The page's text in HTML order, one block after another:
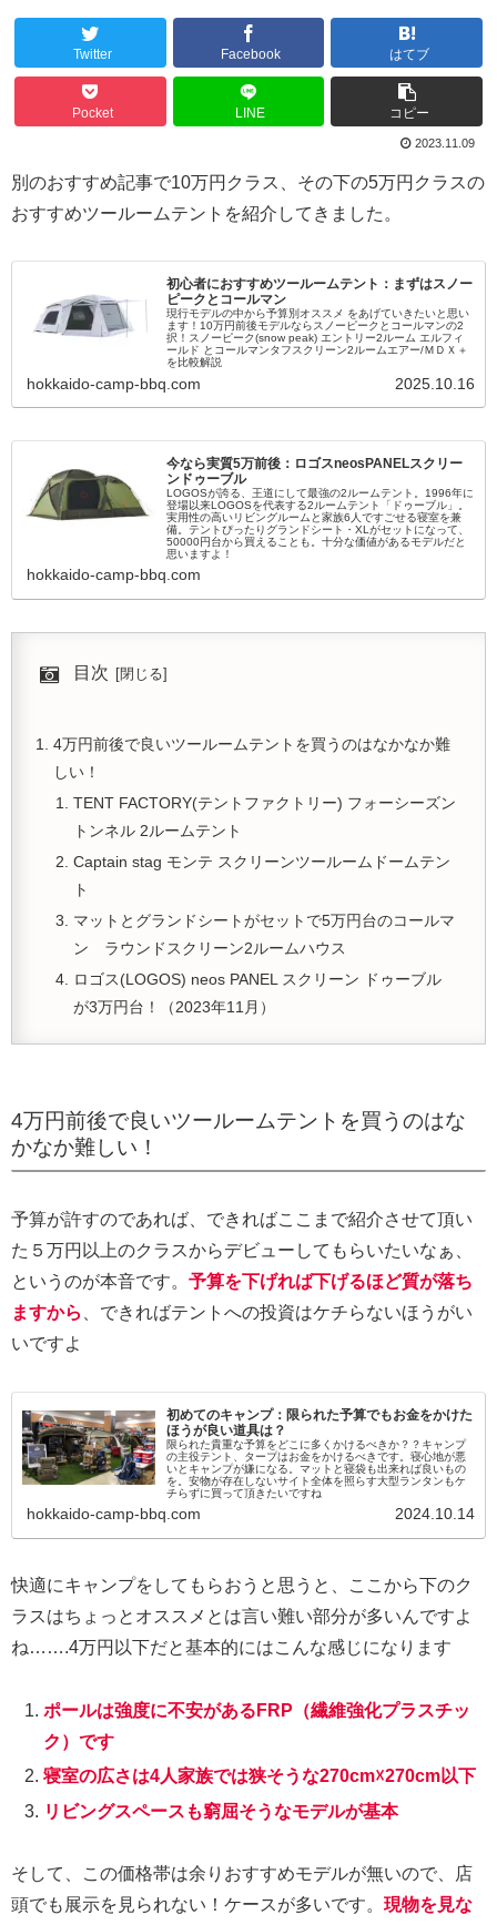
Twitter Facebook はてブ
Pocket LINE コピー
2023.11.09
別のおすすめ記事で10万円クラス、その下の5万円クラスの
おすすめツールームテントを紹介してきました。
初心者におすすめツールームテント：まずはスノー
ピークとコールマン
現行モデルの中から予算別オススメ をあげていきたいと思い
ます！10万円前後モデルならスノーピークとコールマンの2
択！スノーピーク(snow peak) エントリー2ルーム エルフィ
ールド とコールマンタフスクリーン2ルームエアー/ＭＤＸ＋
を比較解説
hokkaido-camp-bbq.com 2025.10.16
今なら実質5万前後：ロゴスneosPANELスクリー
ンドゥーブル
LOGOSが誇る、王道にして最強の2ルームテント。1996年に
登場以来LOGOSを代表する2ルームテント「ドゥーブル」。
実用性の高いリビングルームと家族6人ですごせる寝室を兼
備。テントぴったりグランドシート・XLがセットになって、
50000円台から買えることも。十分な価値があるモデルだと
思いますよ！
hokkaido-camp-bbq.com
目次
4万円前後で良いツールームテントを買うのはなかなか難
しい！
TENT FACTORY(テントファクトリー) フォーシーズン
トンネル 2ルームテント
Captain stag モンテ スクリーンツールームドームテン
ト
マットとグランドシートがセットで5万円台のコールマ
ン ラウンドスクリーン2ルームハウス
ロゴス(LOGOS) neos PANEL スクリーン ドゥーブル
が3万円台！（2023年11月）
4万円前後で良いツールームテントを買うのはな
かなか難しい！
予算が許すのであれば、できればここまで紹介させて頂い
た５万円以上のクラスからデビューしてもらいたいなぁ、
というのが本音です。 予算を下げれば下げるほど質が落ち
ますから
、できればテントへの投資はケチらないほうがい
いですよ
初めてのキャンプ：限られた予算でもお金をかけた
ほうが良い道具は？
限られた貴重な予算をどこに多くかけるべきか？？キャンプ
の主役テント、タープはお金をかけるべきです。寝心地が悪
いとキャンプが嫌になる。マットと寝袋も出来れば良いもの
を。安物が存在しないサイト全体を照らす大型ランタンもケ
チらずに買って頂きたいですね
hokkaido-camp-bbq.com 2024.10.14
快適にキャンプをしてもらおうと思うと、ここから下のク
ラスはちょっとオススメとは言い難い部分が多いんですよ
ね…….4万円以下だと基本的にはこんな感じになります
ポールは強度に不安があるFRP（繊維強化プラスチッ
ク）です
寝室の広さは4人家族では狭そうな270cm☓270cm以下
リビングスペースも窮屈そうなモデルが基本
そして、この価格帯は余りおすすめモデルが無いので、店
頭でも展示を見られない！ケースが多いです。 現物を見な